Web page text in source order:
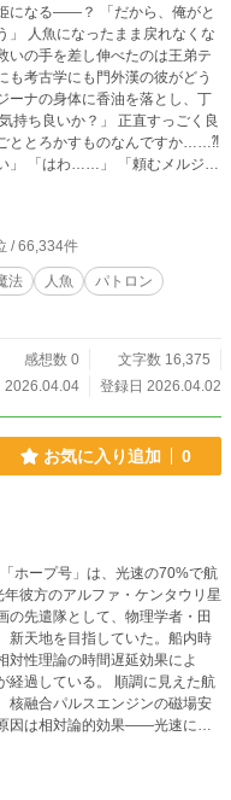
「だから、俺がと
くな
いの手を差し伸べたのは王弟テ
も考古学にも門外漢の彼がどう
ナの身体に香油を落とし、丁
持ち良いか？」 正直すっごく良
ととろかすものなんですか……⁈
」 「はわ……」 「頼むメルジー
跡狂
/ 66,334件
法 人魚
パトロン
感想数 0
文字数 16,375
2026.04.04
登録日 2026.04.02
お気に入り追加 0
ホープ号」は、光速の70%で航
彼方のアルファ・ケンタウリ星
の先遣隊として、物理学者・田
新天地を目指していた。船内時
対性理論の時間遅延効果によ
経過している。 順調に見えた航
核融合パルスエンジンの磁場安
因は相対論的効果——光速に近
超伝導磁場コイルを徐々に破壊